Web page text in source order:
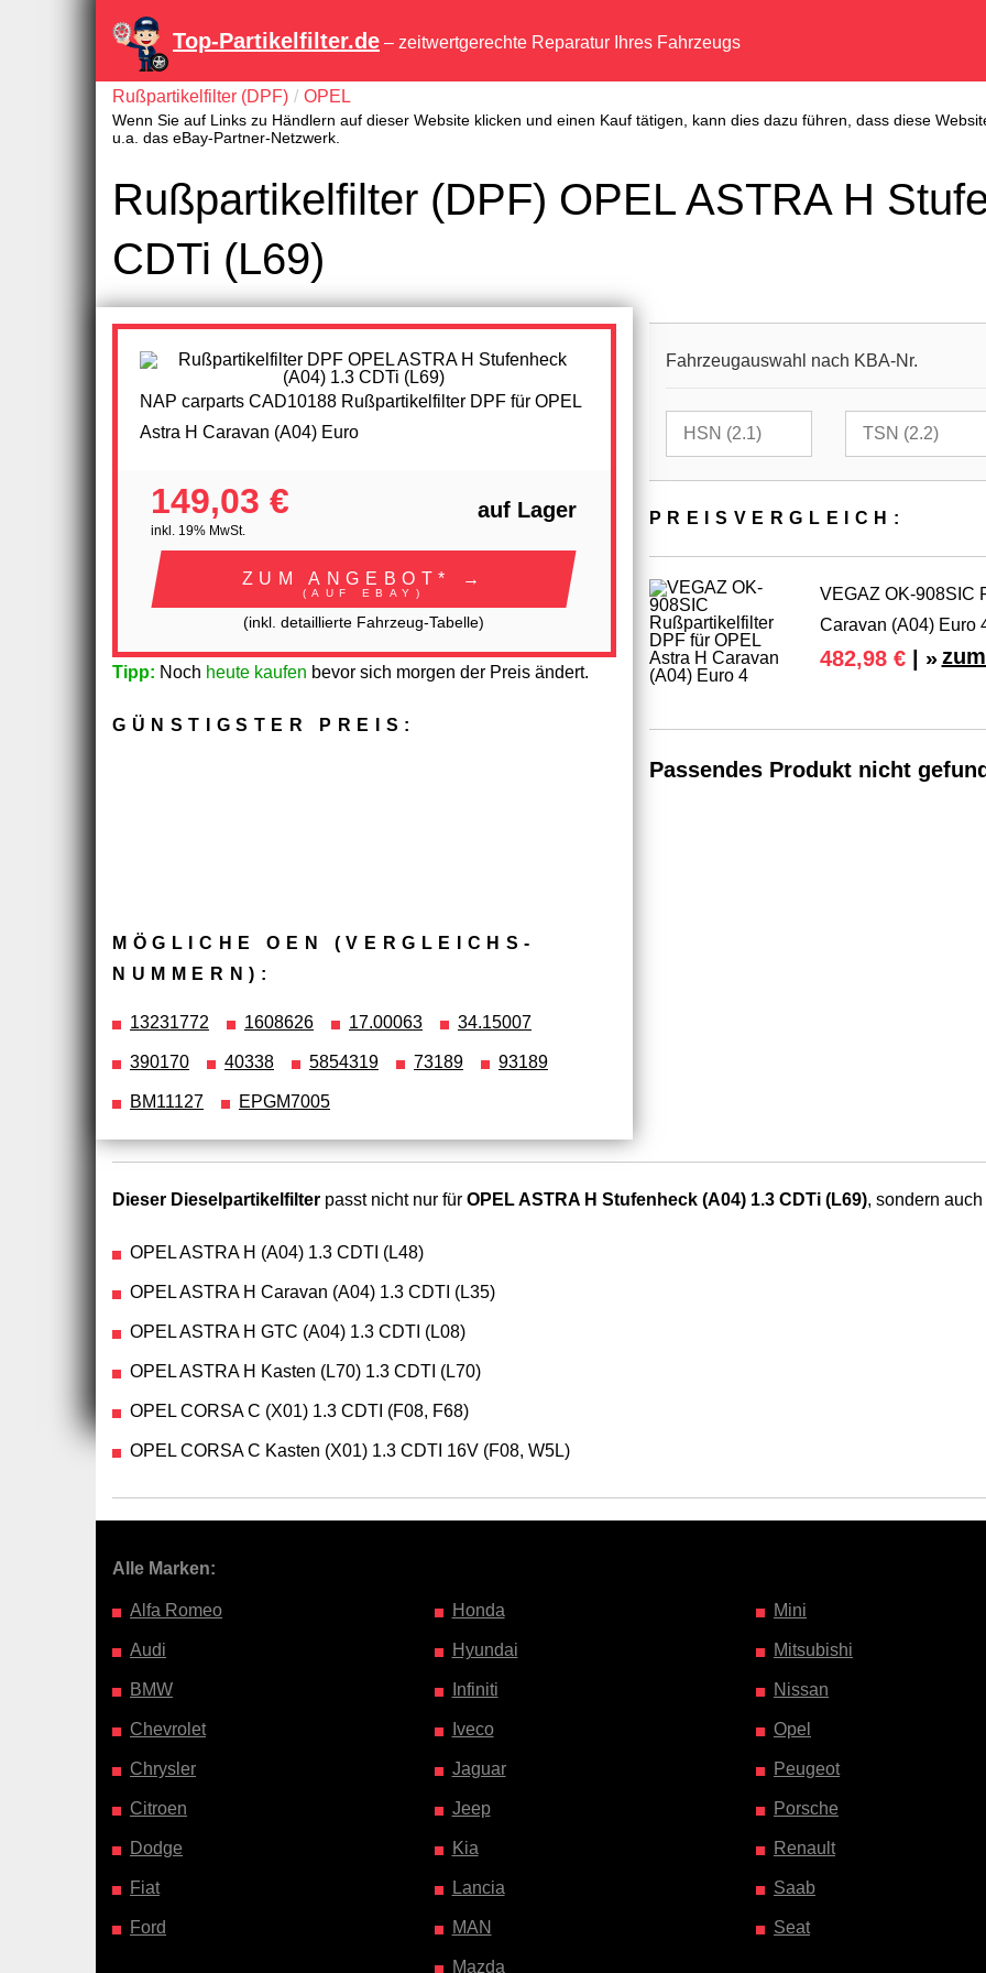
Top-Partikelfilter.de – zeitwertgerechte Reparatur Ihres Fahrzeugs
Rußpartikelfilter (DPF) OPEL
Wenn Sie auf Links zu Händlern auf dieser Website klicken und einen Kauf tätigen, kann dies dazu führen, dass diese
u.a. das eBay-Partner-Netzwerk.
Rußpartikelfilter (DPF) OPEL ASTRA H
CDTi (L69)
NAP carparts CAD10188 Rußpartikelfilter DPF für OPEL
Astra H Caravan (A04) Euro
149,03 €
inkl. 19% MwSt.
auf Lager
ZUM ANGEBOT* →
(AUF EBAY)
(inkl. detaillierte Fahrzeug-Tabelle)
Tipp: Noch heute kaufen bevor sich morgen der Preis ändert.
GÜNSTIGSTER PREIS:
MÖGLICHE OEN (VERGLEICHS­
NUMMERN):
13231772 1608626 17.00063 34.15007
390170 40338 5854319 73189 93189
BM11127 EPGM7005
Fahrzeugauswahl nach KBA-Nr.
PREIS­VER­GLEICH:
VEGAZ OK-908SIC
Caravan (A04) Euro
482,98 €| »
Passendes Produkt nicht
Dieser Dieselpartikelfilter passt nicht nur für OPEL ASTRA H Stufenheck (A04) 1.3 CDTi (L69), sondern auch
OPEL ASTRA H (A04) 1.3 CDTI (L48)
OPEL ASTRA H Caravan (A04) 1.3 CDTI (L35)
OPEL ASTRA H GTC (A04) 1.3 CDTI (L08)
OPEL ASTRA H Kasten (L70) 1.3 CDTI (L70)
OPEL CORSA C (X01) 1.3 CDTI (F08, F68)
OPEL CORSA C Kasten (X01) 1.3 CDTI 16V (F08, W5L)
Alle Marken:
Alfa Romeo
Audi
BMW
Chevrolet
Chrysler
Citroen
Dodge
Fiat
Ford
Honda
Hyundai
Infiniti
Iveco
Jaguar
Jeep
Kia
Lancia
MAN
Mazda
Mini
Mitsubishi
Nissan
Opel
Peugeot
Porsche
Renault
Saab
Seat